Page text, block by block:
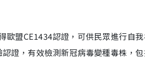
盟CE1434認證，可供民眾進行自
證，有效檢測新冠病毒變種毒株，